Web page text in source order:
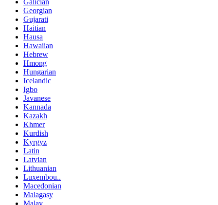
Galician
Georgian
Gujarati
Haitian
Hausa
Hawaiian
Hebrew
Hmong
Hungarian
Icelandic
Igbo
Javanese
Kannada
Kazakh
Khmer
Kurdish
Kyrgyz
Latin
Latvian
Lithuanian
Luxembou..
Macedonian
Malagasy
Malay